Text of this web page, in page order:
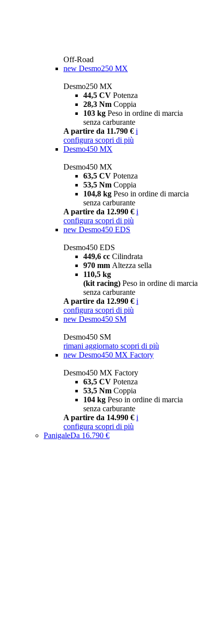
Off-Road
new Desmo250 MX
Desmo250 MX
44,5 CV Potenza
28,3 Nm Coppia
103 kg Peso in ordine di marcia
senza carburante
A partire da 11.790 € i
configura scopri di più
Desmo450 MX
Desmo450 MX
63,5 CV Potenza
53,5 Nm Coppia
104,8 kg Peso in ordine di marcia
senza carburante
A partire da 12.990 € i
configura scopri di più
new Desmo450 EDS
Desmo450 EDS
449,6 cc Cilindrata
970 mm Altezza sella
110,5 kg
(kit racing) Peso in ordine di marcia
senza carburante
A partire da 12.990 € i
configura scopri di più
new Desmo450 SM
Desmo450 SM
rimani aggiornato scopri di più
new Desmo450 MX Factory
Desmo450 MX Factory
63,5 CV Potenza
53,5 Nm Coppia
104 kg Peso in ordine di marcia
senza carburante
A partire da 14.990 € i
configura scopri di più
PanigaleDa 16.790 €